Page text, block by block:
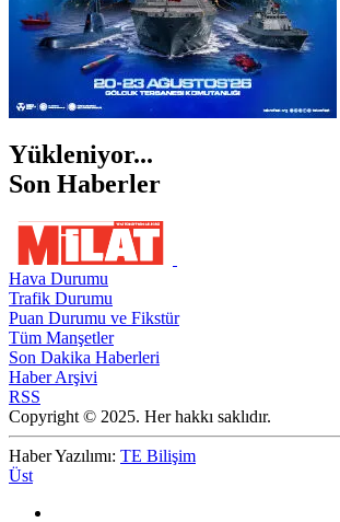
Yükleniyor...
Son Haberler
Hava Durumu
Trafik Durumu
Puan Durumu ve Fikstür
Tüm Manşetler
Son Dakika Haberleri
Haber Arşivi
RSS
Copyright © 2025. Her hakkı saklıdır.
Haber Yazılımı: TE Bilişim
Üst